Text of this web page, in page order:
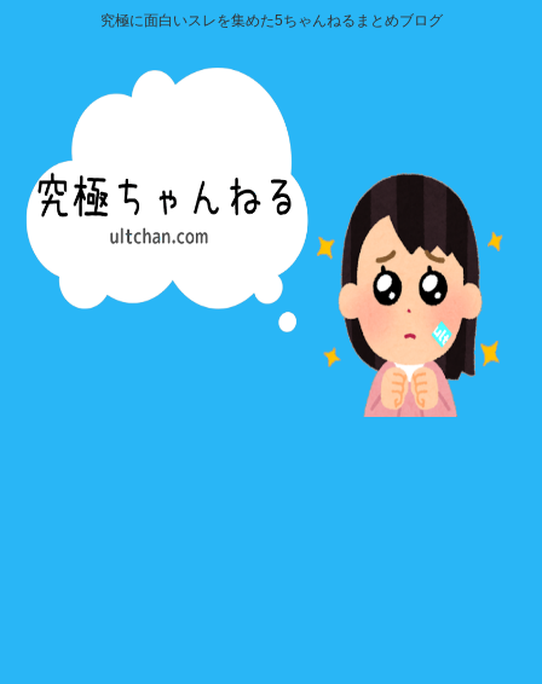
究極に面白いスレを集めた5ちゃんねるまとめブログ